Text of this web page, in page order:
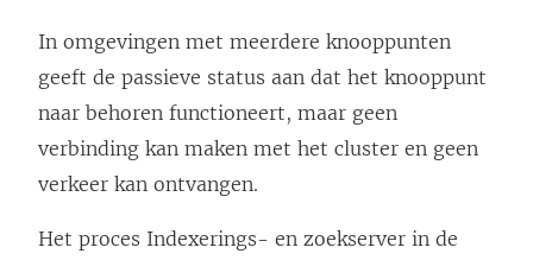
In omgevingen met meerdere knooppunten
geeft de passieve status aan dat het knooppunt
naar behoren functioneert, maar geen
verbinding kan maken met het cluster en geen
verkeer kan ontvangen.
Het proces Indexerings- en zoekserver in de